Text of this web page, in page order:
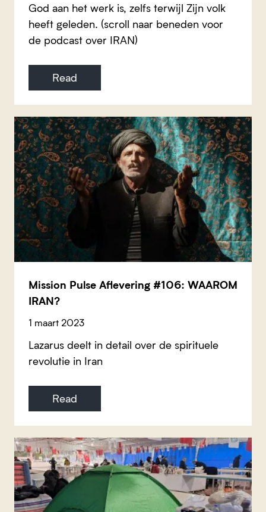
God aan het werk is, zelfs terwijl Zijn volk
heeft geleden. (scroll naar beneden voor
de podcast over IRAN)
Read
Mission Pulse Aflevering #106: WAAROM
IRAN?
1 maart 2023
Lazarus deelt in detail over de spirituele
revolutie in Iran
Read